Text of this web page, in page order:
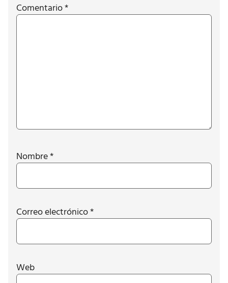
Comentario*
Nombre*
Correo electrónico*
Web